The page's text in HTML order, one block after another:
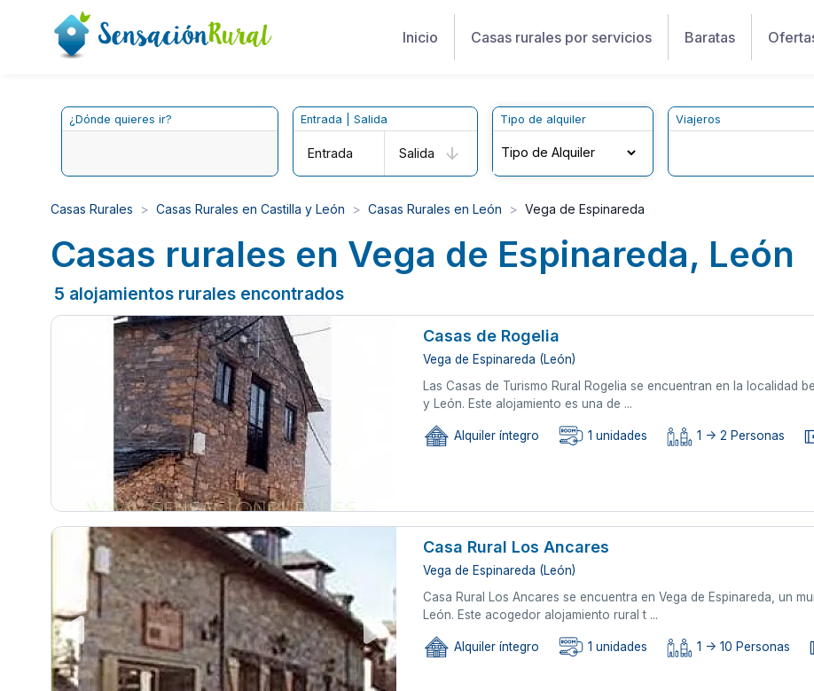
Inicio Casas rurales por servicios Baratas
¿Dónde quieres ir? Entrada | Salida
Entrada Salida
Tipo de alquiler Viajeros
Casas Rurales Casas Rurales en Castilla y León Casas Rurales en León Vega de Espinareda
Casas rurales en Vega de Espinareda, León
5 alojamientos rurales encontrados
Casas de Rogelia
Vega de Espinareda (León)
Las Casas de Turismo Rural Rogelia se encuentran en la localidad
y León. Este alojamiento es una de ...
Alquiler íntegro 1 unidades 1 -> 2 Personas
Casa Rural Los Ancares
Vega de Espinareda (León)
Casa Rural Los Ancares se encuentra en Vega de Espinareda, un
León. Este acogedor alojamiento rural t ...
Alquiler íntegro 1 unidades 1 -> 10 Personas